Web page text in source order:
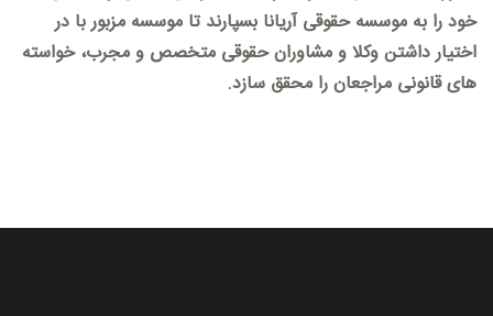
خود را به موسسه حقوقی آریانا بسپارند تا موسسه مزبور با در
اختیار داشتن وکلا و مشاوران حقوقی متخصص و مجرب، خواسته
های قانونی مراجعان را محقق سازد.